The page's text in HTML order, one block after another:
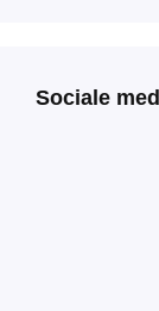
Sociale